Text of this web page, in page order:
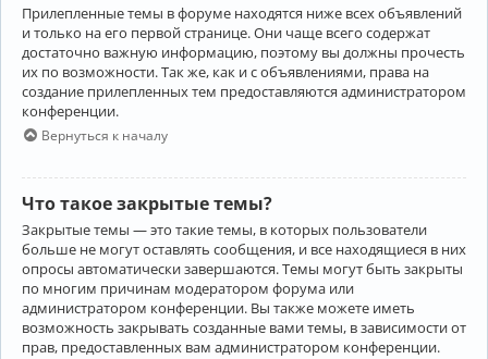
Прилепленные темы в форуме находятся ниже всех объявлений
и только на его первой странице. Они чаще всего содержат
достаточно важную информацию, поэтому вы должны прочесть
их по возможности. Так же, как и с объявлениями, права на
создание прилепленных тем предоставляются администратором
конференции.
Вернуться к началу
Что такое закрытые темы?
Закрытые темы — это такие темы, в которых пользователи
больше не могут оставлять сообщения, и все находящиеся в них
опросы автоматически завершаются. Темы могут быть закрыты
по многим причинам модератором форума или
администратором конференции. Вы также можете иметь
возможность закрывать созданные вами темы, в зависимости от
прав, предоставленных вам администратором конференции.